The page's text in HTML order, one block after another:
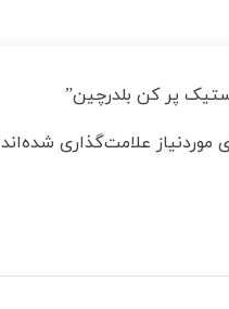
پر کن بلدرچین”
علامت‌گذاری شده‌اند